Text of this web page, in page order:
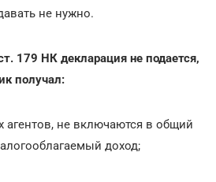
не нужно.
179 НК декларация не подается,
получал:
агентов, не включаются в общий
доход;